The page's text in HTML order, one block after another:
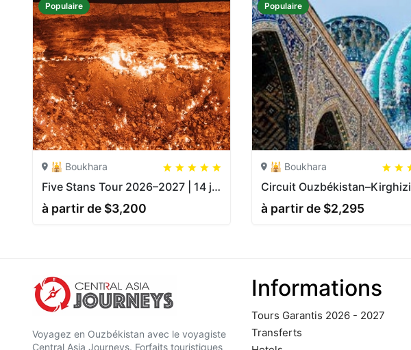
Populaire
🕌 Boukhara
Five Stans Tour 2026–2027 | 14 jours Almaty–Tachkent
à partir de $3,200
Populaire
🕌 Boukhara
à partir de $2,295
Voyagez en Ouzbékistan avec le voyagiste
Central Asia Journeys. Forfaits touristiques
Informations
Tours Garantis 2026 - 2027
Transferts